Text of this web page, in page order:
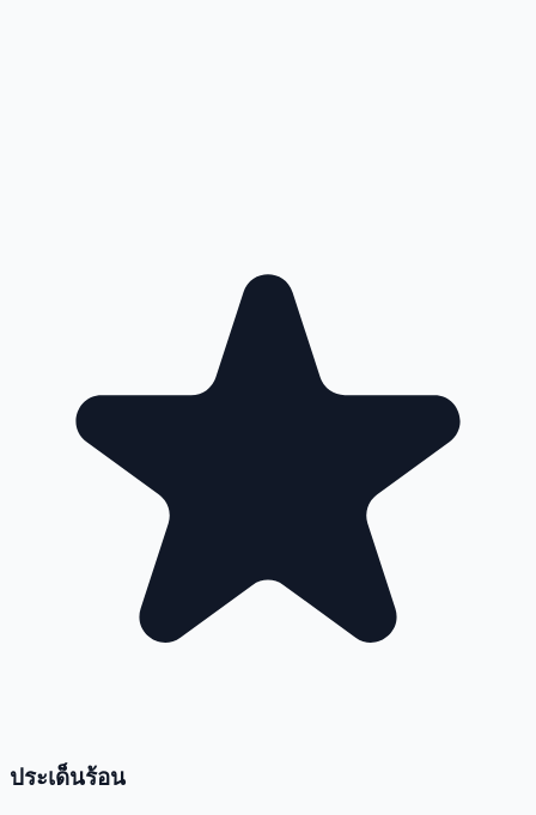
ประเด็นร้อน